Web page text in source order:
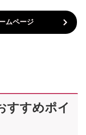
ムページ
すすめポイ